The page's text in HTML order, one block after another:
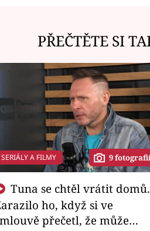
PŘEČTĚTE SI
SERIÁLY A FILMY 9
ho, když si ve
přečetl, že může